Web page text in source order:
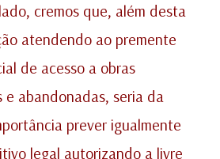
cremos que, além desta
atendendo ao premente
de acesso a obras
e abandonadas, seria da
prever igualmente
legal autorizando a livre